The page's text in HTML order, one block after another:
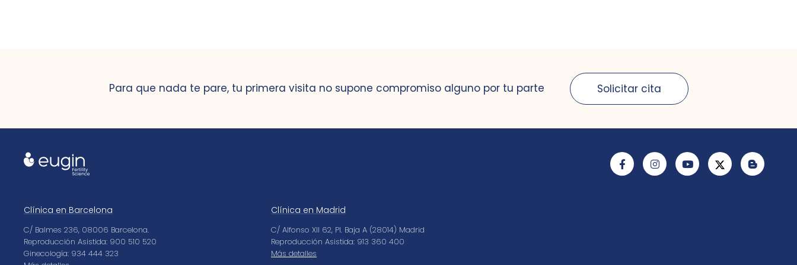
Para que nada te pare, tu primera visita no supone compromiso alguno por tu parte Solicitar cita
Clínica en Barcelona
C/ Balmes 236, 08006 Barcelona.
Reproducción Asistida: 900 510 520
Ginecología: 934 444 323
Clínica en Madrid
C/ Alfonso XII 62, Pl. Baja A (28014) Madrid
Reproducción Asistida: 913 360 400
Más detalles